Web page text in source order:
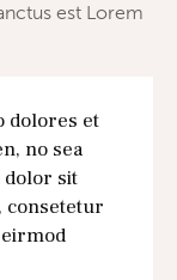
est Lorem
dolores et
no sea
dolor sit
consetetur